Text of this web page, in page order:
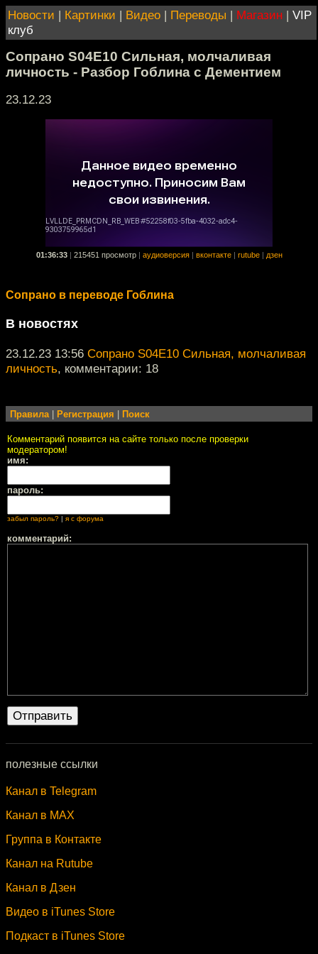
Новости | Картинки | Видео | Переводы | Магазин | VIP
клуб
Сопрано S04E10 Сильная, молчаливая
личность - Разбор Гоблина с Дементием
23.12.23
01:36:33 215451 просмотр аудиоверсия вконтакте rutube дзен
Сопрано в переводе Гоблина
В новостях
23.12.23 13:56 Сопрано S04E10 Сильная, молчаливая
личность, комментарии: 18
Правила| Регистрация Поиск
Комментарий появится на сайте только после проверки
модератором!
имя:
пароль:
забыл пароль? я с форума
комментарий:
полезные ссылки
Канал в Telegram
Канал в MAX
Группа в Контакте
Канал на Rutube
Канал в Дзен
Видео в iTunes Store
Подкаст в iTunes Store